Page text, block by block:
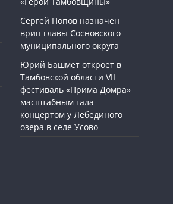
Сергей Попов назначен
врип главы Сосновского
муниципального округа
Юрий Башмет откроет в
Тамбовской области VII
фестиваль «Прима Домра»
масштабным гала-
концертом у Лебединого
озера в селе Усово